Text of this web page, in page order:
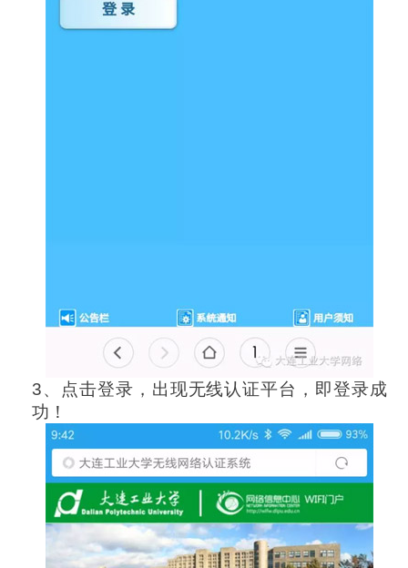
3、点击登录，出现无线认证平台，即登录成
功！